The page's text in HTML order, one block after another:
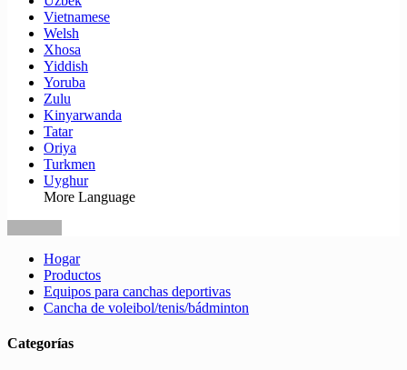
Vietnamese
Welsh
Xhosa
Yiddish
Yoruba
Zulu
Kinyarwanda
Tatar
Oriya
Turkmen
Uyghur
More Language
Hogar
Productos
Equipos para canchas deportivas
Cancha de voleibol/tenis/bádminton
Categorías